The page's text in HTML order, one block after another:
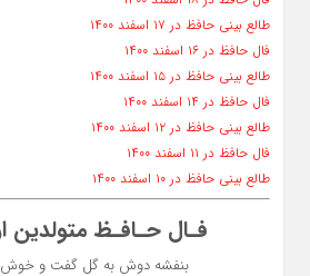
طالع بینی حافظ در ۱۷ اسفند ۱۴۰۰
فال حافظ در ۱۶ اسفند ۱۴۰۰
طالع بینی حافظ در ۱۵ اسفند ۱۴۰۰
فال حافظ در ۱۴ اسفند ۱۴۰۰
طالع بینی حافظ در ۱۲ اسفند ۱۴۰۰
فال حافظ در ۱۱ اسفند ۱۴۰۰
طالع بینی حافظ در ۱۰ اسفند ۱۴۰۰
فـال حـافـظ متولدین
بنفشه دوش به گل گفت و خوش